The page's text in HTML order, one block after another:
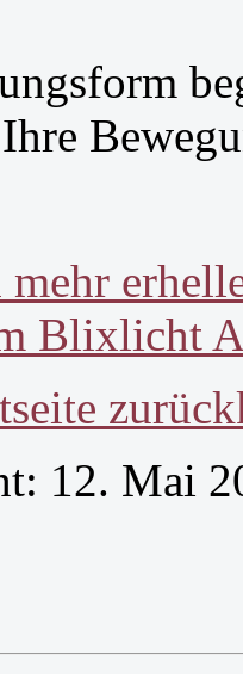
Blixlicht
12. Mai